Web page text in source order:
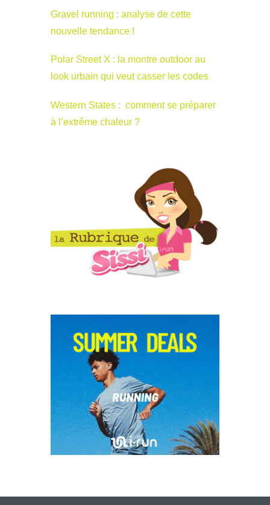
Gravel running : analyse de cette
nouvelle tendance !
Polar Street X : la montre outdoor au
look urbain qui veut casser les codes
Western States : comment se préparer
à l’extrême chaleur ?